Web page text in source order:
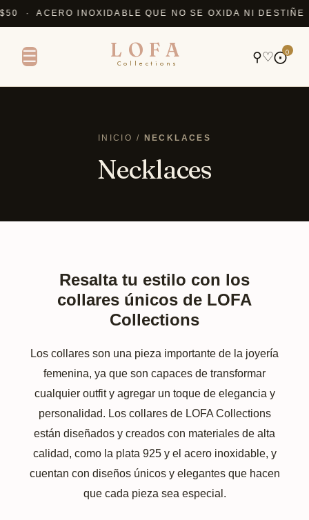
· ACERO INOXIDABLE QUE NO SE OXIDA NI DESTIÑE ·
☰ LOFA
Collections ⚲♡⨀0
INICIO / NECKLACES
Necklaces
Resalta tu estilo con los
collares únicos de LOFA
Collections
Los collares son una pieza importante de la joyería
femenina, ya que son capaces de transformar
cualquier outfit y agregar un toque de elegancia y
personalidad. Los collares de LOFA Collections
están diseñados y creados con materiales de alta
calidad, como la plata 925 y el acero inoxidable, y
cuentan con diseños únicos y elegantes que hacen
que cada pieza sea especial.